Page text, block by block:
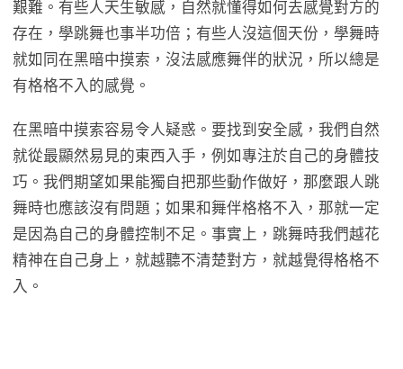
艱難。有些人天生敏感，自然就懂得如何去感覺對方的
存在，學跳舞也事半功倍；有些人沒這個天份，學舞時
就如同在黑暗中摸索，沒法感應舞伴的狀況，所以總是
有格格不入的感覺。
在黑暗中摸索容易令人疑惑。要找到安全感，我們自然
就從最顯然易見的東西入手，例如專注於自己的身體技
巧。我們期望如果能獨自把那些動作做好，那麼跟人跳
舞時也應該沒有問題；如果和舞伴格格不入，那就一定
是因為自己的身體控制不足。事實上，跳舞時我們越花
精神在自己身上，就越聽不清楚對方，就越覺得格格不
入。